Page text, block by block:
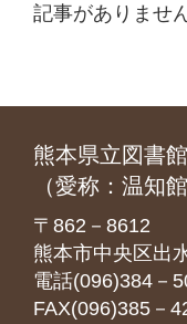
記事がありません
熊本県立図書
（愛称：温知館
〒862－8612
熊本市中央区出
電話(096)384－
FAX(096)385－